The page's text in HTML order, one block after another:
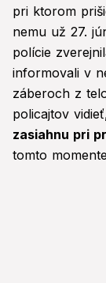
pri ktorom
nemu už 27.
polície
informovali v
záberoch z
policajtov
zasiahnu pri
tomto